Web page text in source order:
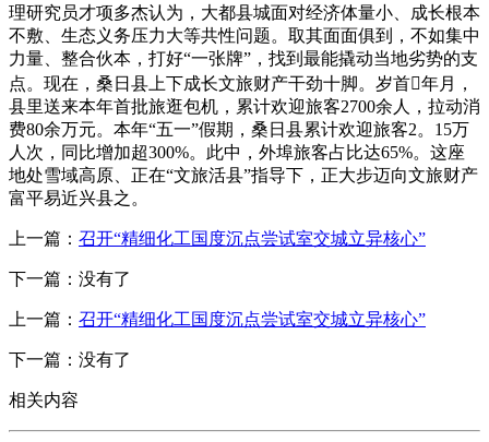
理研究员才项多杰认为，大都县城面对经济体量小、成长根本
不敷、生态义务压力大等共性问题。取其面面俱到，不如集中
力量、整合伙本，打好“一张牌”，找到最能撬动当地劣势的支
点。现在，桑日县上下成长文旅财产干劲十脚。岁首年月，
县里送来本年首批旅逛包机，累计欢迎旅客2700余人，拉动消
费80余万元。本年“五一”假期，桑日县累计欢迎旅客2。15万
人次，同比增加超300%。此中，外埠旅客占比达65%。这座
地处雪域高原、正在“文旅活县”指导下，正大步迈向文旅财产
富平易近兴县之。
上一篇： 召开“精细化工国度沉点尝试室交城立异核心”
下一篇：没有了
上一篇： 召开“精细化工国度沉点尝试室交城立异核心”
下一篇：没有了
相关内容